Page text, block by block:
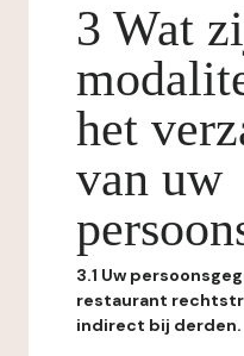
3 Wat
het
van uw
3.1 Uw
restaurant
indirect bij derden.